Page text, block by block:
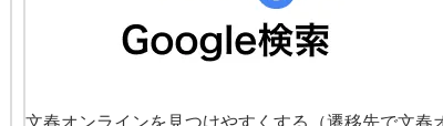
文春オンラインを見つけやすくする
（遷移先で文春